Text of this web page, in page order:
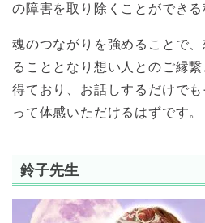
の障害を取り除くことができる
魂のつながりを強めることで
ることとなり想い人とのご縁
得ており、お話しするだけで
って体感いただけるはずです。
鈴子先生